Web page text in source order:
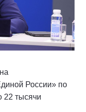
России» по
22 тысячи